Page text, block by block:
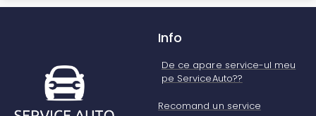
Info
De ce apare service-ul meu
pe ServiceAuto??
Recomand un service